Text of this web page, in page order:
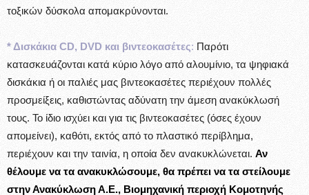
τοξικών δύσκολα απομακρύνονται.
* Δισκάκια CD, DVD και βιντεοκασέτες: Παρότι
κατασκευάζονται κατά κύριο λόγο από αλουμίνιο, τα ψηφιακά
δισκάκια ή οι παλιές μας βιντεοκασέτες περιέχουν πολλές
προσμείξεις, καθιστώντας αδύνατη την άμεση ανακύκλωσή
τους. Το ίδιο ισχύει και για τις βιντεοκασέτες (όσες έχουν
απομείνει), καθότι, εκτός από το πλαστικό περίβλημα,
περιέχουν και την ταινία, η οποία δεν ανακυκλώνεται. Αν
θέλουμε να τα ανακυκλώσουμε, θα πρέπει να τα στείλουμε
στην Ανακύκλωση Α.Ε., Βιομηχανική περιοχή Κομοτηνής